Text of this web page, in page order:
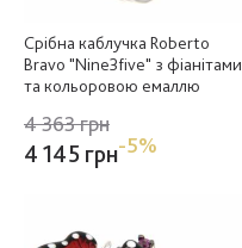
Срібна каблучка Roberto
Bravo "Nine3five" з фіанітами
та кольоровою емаллю
4 363 грн
4 145 грн-5%